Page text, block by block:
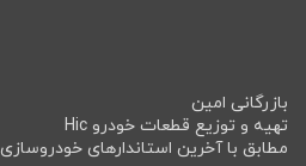
بازرگانی امین
تهیه و توزیع قطعات خودرو Hic
مطابق با آخرین استاندارهای خودروسازی